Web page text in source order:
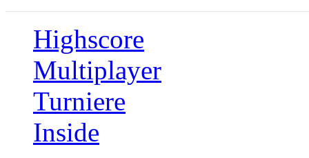
Highscore
Multiplayer
Turniere
Inside